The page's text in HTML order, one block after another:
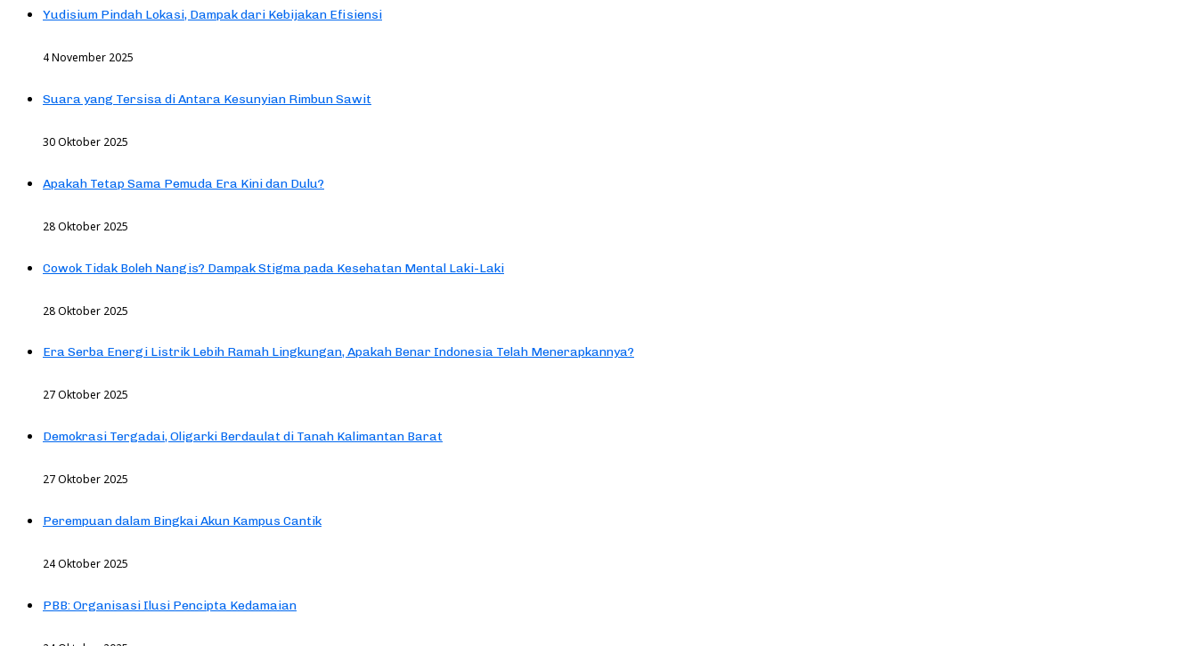
Yudisium Pindah Lokasi, Dampak dari Kebijakan Efisiensi
4 November 2025
Suara yang Tersisa di Antara Kesunyian Rimbun Sawit
30 Oktober 2025
Apakah Tetap Sama Pemuda Era Kini dan Dulu?
28 Oktober 2025
Cowok Tidak Boleh Nangis? Dampak Stigma pada Kesehatan Mental Laki-Laki
28 Oktober 2025
Era Serba Energi Listrik Lebih Ramah Lingkungan, Apakah Benar Indonesia Telah Menerapkannya?
27 Oktober 2025
Demokrasi Tergadai, Oligarki Berdaulat di Tanah Kalimantan Barat
27 Oktober 2025
Perempuan dalam Bingkai Akun Kampus Cantik
24 Oktober 2025
PBB: Organisasi Ilusi Pencipta Kedamaian